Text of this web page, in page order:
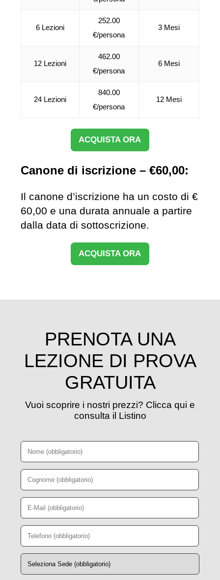
6 Lezioni
252.00
€/persona
3 Mesi
12 Lezioni
462.00
€/persona
6 Mesi
24 Lezioni
840.00
€/persona
12 Mesi
ACQUISTA ORA
Canone di iscrizione – €60,00:
Il canone d’iscrizione ha un costo di €
60,00 e una durata annuale a partire
dalla data di sottoscrizione.
ACQUISTA ORA
PRENOTA UNA
LEZIONE DI PROVA
GRATUITA
Vuoi scoprire i nostri prezzi? Clicca qui e
consulta il Listino